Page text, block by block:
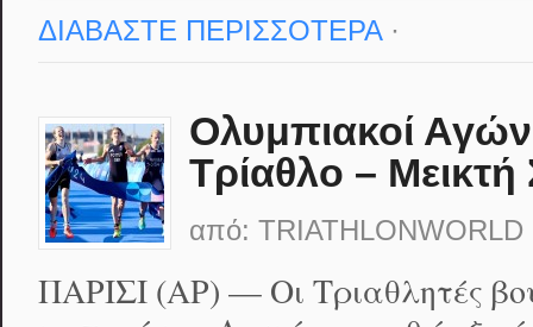
ΔΙΑΒΑΣΤΕ ΠΕΡΙΣΣΟΤΕΡΑ·
Ολυμπιακοί
Τρίαθλο –
από: TRIATHLONWORLD
ΠΑΡΙΣΙ (AP) — Οι Τριαθλητές